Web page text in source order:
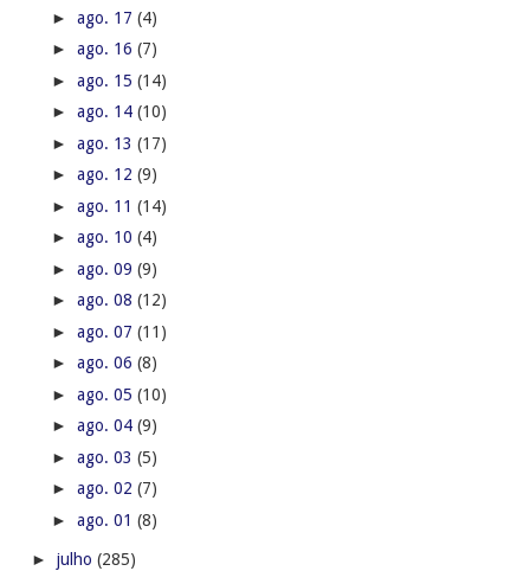
► ago. 17 (4)
► ago. 16 (7)
► ago. 15 (14)
► ago. 14 (10)
► ago. 13 (17)
► ago. 12 (9)
► ago. 11 (14)
► ago. 10 (4)
► ago. 09 (9)
► ago. 08 (12)
► ago. 07 (11)
► ago. 06 (8)
► ago. 05 (10)
► ago. 04 (9)
► ago. 03 (5)
► ago. 02 (7)
► ago. 01 (8)
► julho (285)